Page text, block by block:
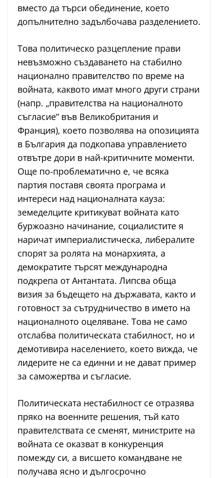
вместо да търси обединение, което
допълнително задълбочава разделението.
Това политическо разцепление прави
невъзможно създаването на стабилно
национално правителство по време на
войната, каквото имат много други страни
(напр. „правителства на националното
съгласие“ във Великобритания и
Франция), което позволява на опозицията
в България да подкопава управлението
отвътре дори в най-критичните моменти.
Още по-проблематично е, че всяка
партия поставя своята програма и
интереси над националната кауза:
земеделците критикуват войната като
буржоазно начинание, социалистите я
наричат империалистическа, либералите
спорят за ролята на монархията, а
демократите търсят международна
подкрепа от Антантата. Липсва обща
визия за бъдещето на държавата, както и
готовност за сътрудничество в името на
националното оцеляване. Това не само
отслабва политическата стабилност, но и
демотивира населението, което вижда, че
лидерите не са единни и не дават пример
за саможертва и съгласие.
Политическата нестабилност се отразява
пряко на военните решения, тъй като
правителствата се сменят, министрите на
войната се оказват в конкуренция
помежду си, а висшето командване не
получава ясно и дългосрочно